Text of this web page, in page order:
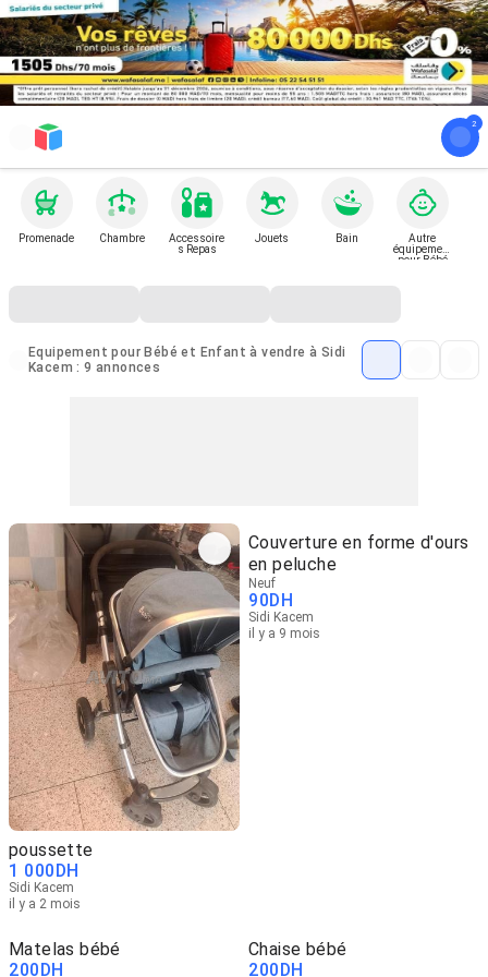
Promenade Chambre
Accessoire
s Repas
Jouets Bain
Autre
équipement
pour Bébé
Equipement pour Bébé et Enfant à vendre à Sidi
Kacem : 9 annonces
poussette
1 000DH
Sidi Kacem
il y a 2 mois
Couverture en forme d'ours
en peluche
Neuf
90DH
Sidi Kacem
il y a 9 mois
Matelas bébé
200DH
Chaise bébé
200DH